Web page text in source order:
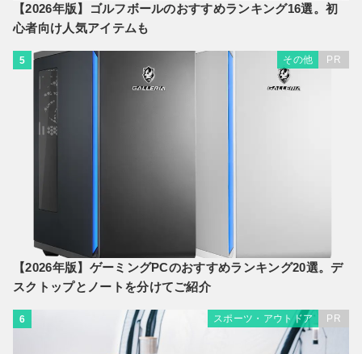
【2026年版】ゴルフボールのおすすめランキング16選。初
心者向け人気アイテムも
5 その他 PR
【2026年版】ゲーミングPCのおすすめランキング20選。デ
スクトップとノートを分けてご紹介
6 スポーツ・アウトドア PR